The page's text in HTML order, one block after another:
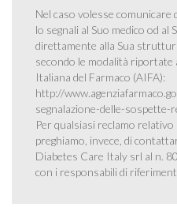
Nel caso volesse comunicare
lo segnali al Suo medico od al
direttamente alla Sua
secondo le modalità riportate
Italiana del Farmaco (AIFA):
http://
segnalazione-delle-sospette-
Per qualsiasi reclamo
preghiamo, invece, di
Diabetes Care Italy srl al n.
con i responsabili di